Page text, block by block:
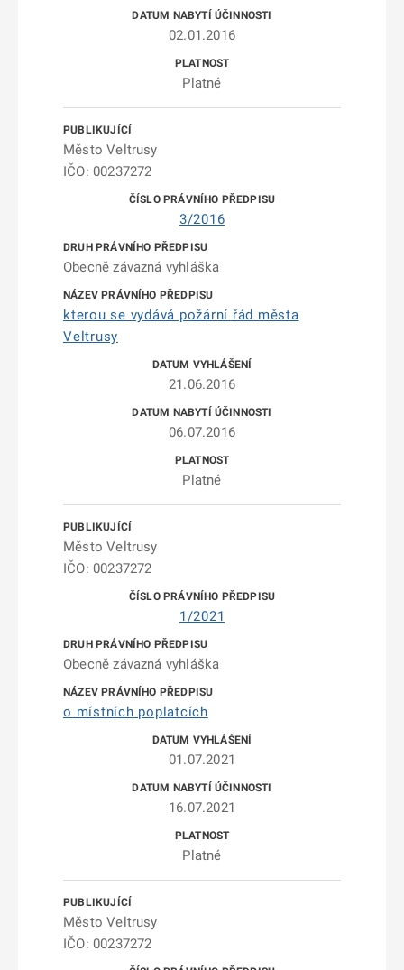
02.01.2016
Platné
Město Veltrusy
IČO: 00237272
3/2016
Obecně závazná vyhláška
kterou se vydává požární řád města
Veltrusy
21.06.2016
06.07.2016
Platné
Město Veltrusy
IČO: 00237272
1/2021
Obecně závazná vyhláška
o místních poplatcích
01.07.2021
16.07.2021
Platné
Město Veltrusy
IČO: 00237272